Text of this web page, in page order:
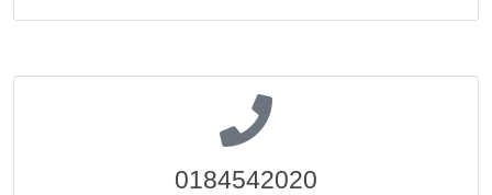
0184542020